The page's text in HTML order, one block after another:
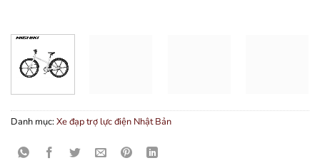
Danh mục:Xe đạp trợ lực điện Nhật Bản